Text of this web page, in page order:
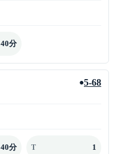
40分
●5-68
40分 T 1